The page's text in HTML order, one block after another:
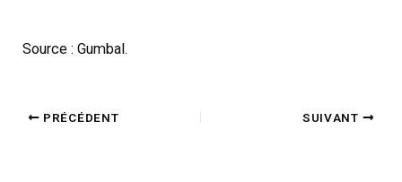
Source : Gumbal.
PRÉCÉDENT SUIVANT